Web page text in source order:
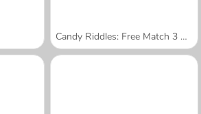
Candy Riddles: Free Match 3 Puzzle